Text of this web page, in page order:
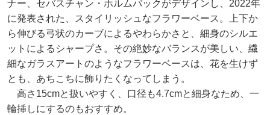
ナー、セバスチャン・ホルムバックがデザインし、2022年
に発表された、スタイリッシュなフラワーベース。上下か
ら伸びる弓状のカーブによるやわらかさと、細身のシルエ
ットによるシャープさ。その絶妙なバランスが美しい、繊
細なガラスアートのようなフラワーベースは、花を生けず
とも、あちこちに飾りたくなってしまう。
高さ15cmと扱いやすく、口径も4.7cmと細身なため、一
輪挿しにするのもおすすめ。